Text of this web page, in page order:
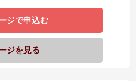
ジで申込む
ジを見る